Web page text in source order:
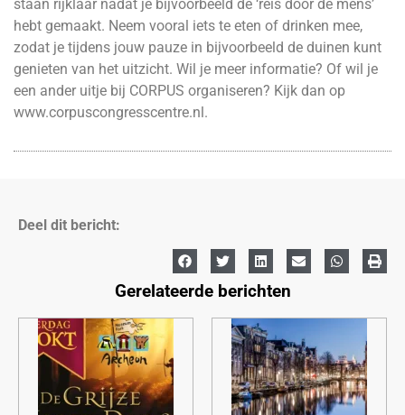
staan rijklaar nadat je bijvoorbeeld de ‘reis door de mens’
hebt gemaakt. Neem vooral iets te eten of drinken mee,
zodat je tijdens jouw pauze in bijvoorbeeld de duinen kunt
genieten van het uitzicht. Wil je meer informatie? Of wil je
een ander uitje bij CORPUS organiseren? Kijk dan op
www.corpuscongresscentre.nl.
Deel dit bericht:
Gerelateerde berichten